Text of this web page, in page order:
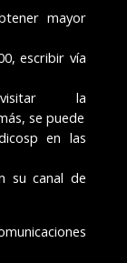
mayor
escribir vía
la
se puede
en las
su canal de